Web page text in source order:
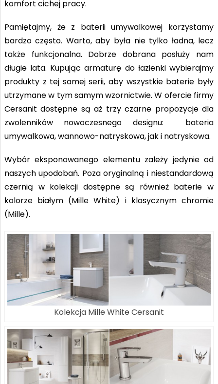
komfort cichej pracy.
Pamiętajmy, że z baterii umywalkowej korzystamy
bardzo często. Warto, aby była nie tylko ładna, lecz
także funkcjonalna. Dobrze dobrana posłuży nam
długie lata. Kupując armaturę do łazienki wybierajmy
produkty z tej samej serii, aby wszystkie baterie były
utrzymane w tym samym wzornictwie. W ofercie firmy
Cersanit dostępne są aż trzy czarne propozycje dla
zwolenników nowoczesnego designu: bateria
umywalkowa, wannowo-natryskowa, jak i natryskowa.
Wybór eksponowanego elementu zależy jedynie od
naszych upodobań. Poza oryginalną i niestandardową
czernią w kolekcji dostępne są również baterie w
kolorze białym (Mille White) i klasycznym chromie
(Mille).
Kolekcja Mille White Cersanit